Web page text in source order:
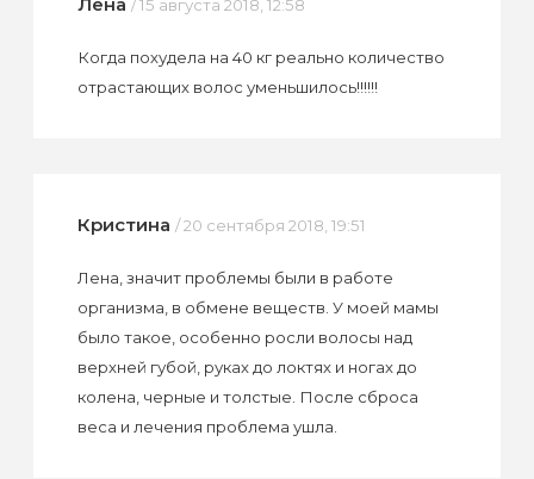
/ 15 августа 2018, 12:58
Когда похудела на 40 кг реально количество
отрастающих волос уменьшилось!!!!!!
Кристина / 20 сентября 2018, 19:51
Лена, значит проблемы были в работе
организма, в обмене веществ. У моей мамы
было такое, особенно росли волосы над
верхней губой, руках до локтях и ногах до
колена, черные и толстые. После сброса
веса и лечения проблема ушла.